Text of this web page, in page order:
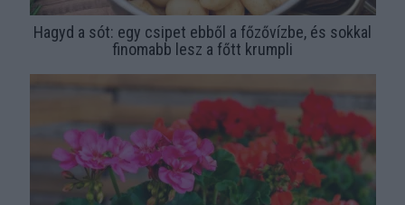
Hagyd a sót: egy csipet ebből a főzővízbe, és sokkal
finomabb lesz a főtt krumpli